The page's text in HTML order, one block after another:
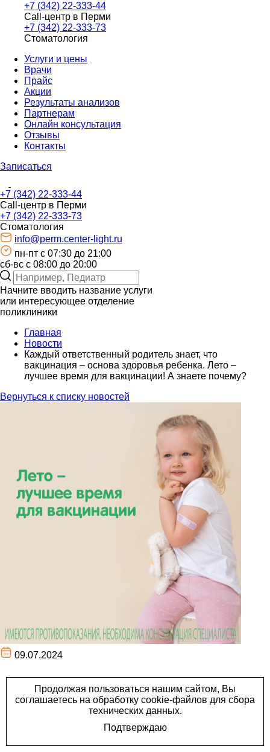
+7 (342) 22-333-44
Call-центр в Перми
+7 (342) 22-333-73
Стоматология
Услуги и цены
Врачи
Прайс
Акции
Результаты анализов
Партнерам
Онлайн консультация
Отзывы
Контакты
Записаться
+7 (342) 22-333-44
Call-центр в Перми
+7 (342) 22-333-73
Стоматология
info@perm.center-light.ru
пн-пт c 07:30 до 21:00
сб-вс с 08:00 до 20:00
Начните вводить название услуги
или интересующее отделение
поликлиники
Главная
Новости
Каждый ответственный родитель знает, что
вакцинация – основа здоровья ребенка. Лето –
лучшее время для вакцинации! А знаете почему?
Вернуться к списку новостей
09.07.2024
Каждый ответственный
родитель знает, что
вакцинация – основа